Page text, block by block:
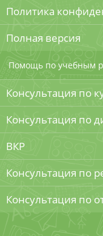
Политика
Полная версия
Помощь по учебным
Консультация по
Консультация по
ВКР
Консультация по
Консультация по